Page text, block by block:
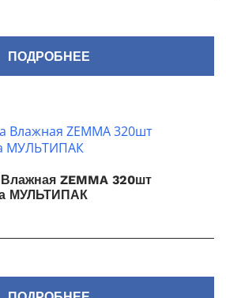
ПОДРОБНЕЕ
ZEMMA 320шт
МУЛЬТИПАК